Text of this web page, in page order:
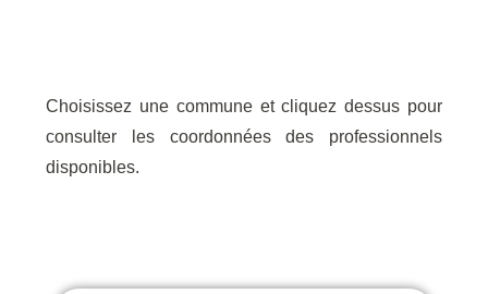
Choisissez une commune et cliquez dessus pour
consulter les coordonnées des professionnels
disponibles.